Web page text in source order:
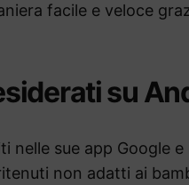
facile e veloce
su
nelle sue app Google
non adatti ai